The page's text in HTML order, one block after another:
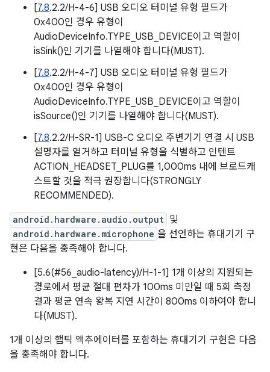
[7.8.2.2/H-4-6] USB 오디오 터미널 유형 필드가
0x400인 경우 유형이
AudioDeviceInfo.TYPE_USB_DEVICE이고 역할이
isSink()인 기기를 나열해야 합니다(MUST).
[7.8.2.2/H-4-7] USB 오디오 터미널 유형 필드가
0x400인 경우 유형이
AudioDeviceInfo.TYPE_USB_DEVICE이고 역할이
isSource()인 기기를 나열해야 합니다(MUST).
[7.8.2.2/H-SR-1] USB-C 오디오 주변기기 연결 시 USB
설명자를 열거하고 터미널 유형을 식별하고 인텐트
ACTION_HEADSET_PLUG를 1,000ms 내에 브로드캐
스트할 것을 적극 권장합니다(STRONGLY
RECOMMENDED).
android.hardware.audio.output 및
android.hardware.microphone 을 선언하는 휴대기기 구
현은 다음을 충족해야 합니다.
[5.6(#56_audio-latency)/H-1-1] 1개 이상의 지원되는
경로에서 평균 절대 편차가 100ms 미만일 때 5회 측정
결과 평균 연속 왕복 지연 시간이 800ms 이하여야 합니
다(MUST).
1개 이상의 햅틱 액추에이터를 포함하는 휴대기기 구현은 다음
을 충족해야 합니다.